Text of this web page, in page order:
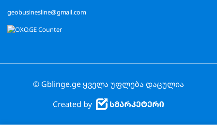
geobusinesline@gmail.com
© Gblinge.ge ყველა უფლება დაცულია